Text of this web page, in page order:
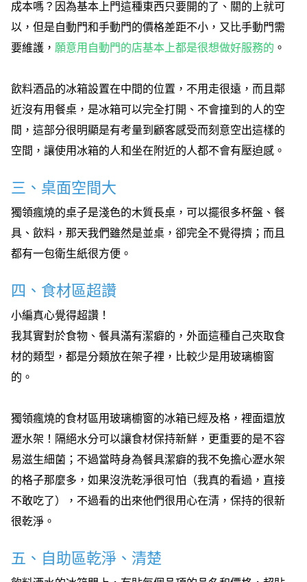
成本嗎？因為基本上門這種東西只要開的了、關的上就可
以，但是自動門和手動門的價格差距不小，又比手動門需
要維護， 願意用自動門的店基本上都是很想做好服務的 。
飲料酒品的冰箱設置在中間的位置，不用走很遠，而且鄰
近沒有用餐桌，是冰箱可以完全打開、不會撞到的人的空
間，這部分很明顯是有考量到顧客感受而刻意空出這樣的
空間，讓使用冰箱的人和坐在附近的人都不會有壓迫感。
三、桌面空間大
獨領瘋燒的桌子是淺色的木質長桌，可以擺很多杯盤、餐
具、飲料，那天我們雖然是並桌，卻完全不覺得擠；而且
都有一包衛生紙很方便。
四、食材區超讚
小編真心覺得超讚！
我其實對於食物、餐具滿有潔癖的，外面這種自己夾取食
材的類型，都是分類放在架子裡，比較少是用玻璃櫥窗
的。
獨領瘋燒的食材區用玻璃櫥窗的冰箱已經及格，裡面還放
瀝水架！隔絕水分可以讓食材保持新鮮，更重要的是不容
易滋生細菌；不過當時身為餐具潔癖的我不免擔心瀝水架
的格子那麼多，如果沒洗乾淨很可怕（我真的看過，直接
不敢吃了），不過看的出來他們很用心在清，保持的很新
很乾淨。
五、自助區乾淨、清楚